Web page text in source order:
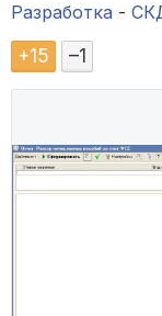
Разработка -
+15 –1